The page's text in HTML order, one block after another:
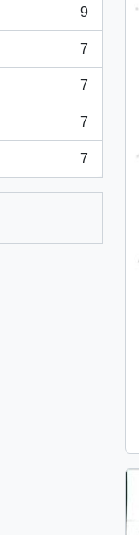
9
7
7
7
7